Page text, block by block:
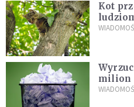
Kot
kaczki.
milion